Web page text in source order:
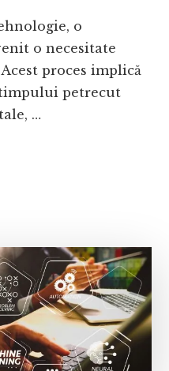
o
o necesitate
proces implică
petrecut
…